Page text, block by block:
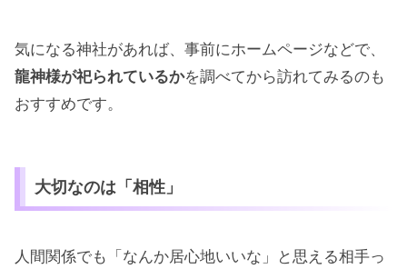
気になる神社があれば、事前にホームページなどで、
龍神様が祀られているかを調べてから訪れてみるのも
おすすめです。
大切なのは「相性」
人間関係でも「なんか居心地いいな」と思える相手っ